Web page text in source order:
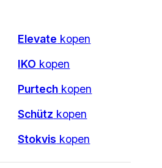
Elevate kopen
IKO kopen
Purtech kopen
Schütz kopen
Stokvis kopen